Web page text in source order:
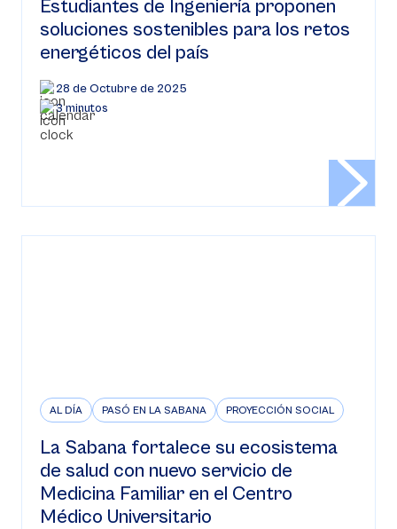
Estudiantes de Ingeniería proponen
soluciones sostenibles para los retos
energéticos del país
28 de Octubre de 2025
3 minutos
AL DÍA PASÓ EN LA SABANA PROYECCIÓN SOCIAL
La Sabana fortalece su ecosistema
de salud con nuevo servicio de
Medicina Familiar en el Centro
Médico Universitario